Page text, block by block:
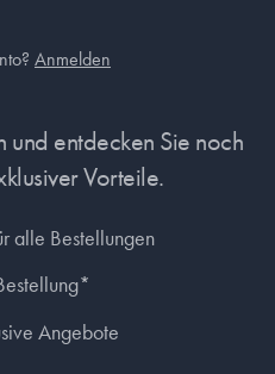
Anmelden
und entdecken Sie noch
Vorteile.
alle Bestellungen
Angebote